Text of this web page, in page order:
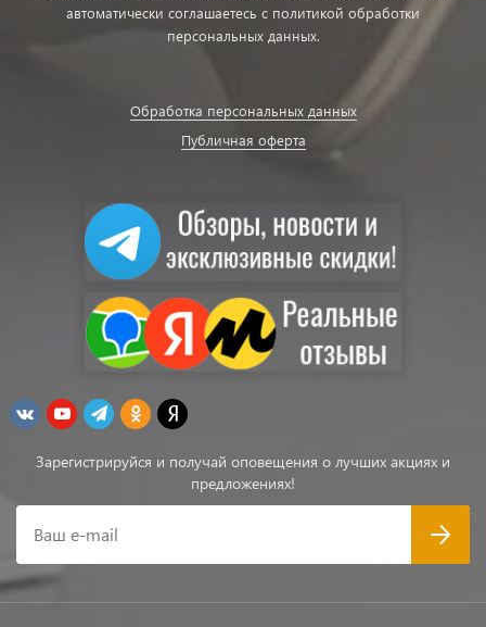
автоматически соглашаетесь с политикой обработки
персональных данных.
Обработка персональных данных
Публичная оферта
Зарегистрируйся и получай оповещения о лучших акциях и
предложениях!
Ваш e-mail